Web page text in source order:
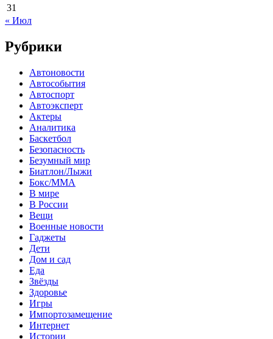
31
« Июл
Рубрики
Автоновости
Автособытия
Автоспорт
Автоэксперт
Актеры
Аналитика
Баскетбол
Безопасность
Безумный мир
Биатлон/Лыжи
Бокс/MMA
В мире
В России
Вещи
Военные новости
Гаджеты
Дети
Дом и сад
Еда
Звёзды
Здоровье
Игры
Импортозамещение
Интернет
Истории